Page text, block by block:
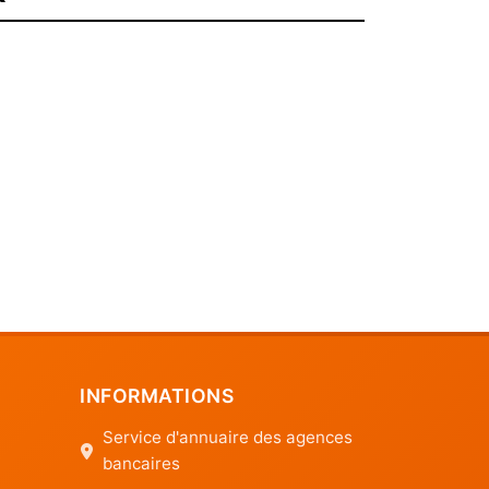
INFORMATIONS
Service d'annuaire des agences
bancaires